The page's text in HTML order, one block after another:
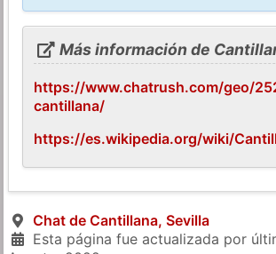
Más información de
https://www.chatrush.com/geo/
cantillana/
https://es.wikipedia.org/wiki/
Chat de Cantillana, Sevilla
Esta página fue actualizada por